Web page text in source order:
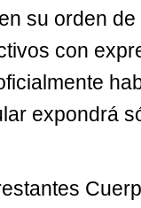
su orden
con
expondrá